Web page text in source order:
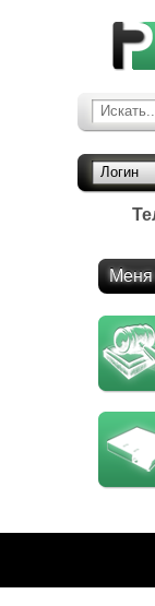
Логин
Меня